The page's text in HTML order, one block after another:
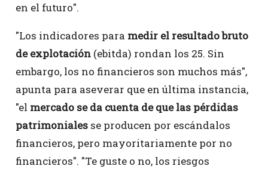
en el futuro".
"Los indicadores para medir el resultado bruto
de explotación (ebitda) rondan los 25. Sin
embargo, los no financieros son muchos más",
apunta para aseverar que en última instancia,
"el mercado se da cuenta de que las pérdidas
patrimoniales se producen por escándalos
financieros, pero mayoritariamente por no
financieros". "Te guste o no, los riesgos